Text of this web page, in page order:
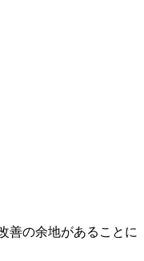
善の余地があることに